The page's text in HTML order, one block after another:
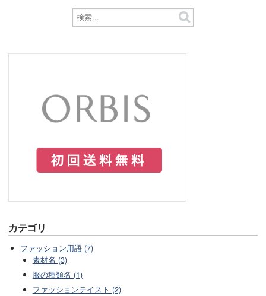
カテゴリ
ファッション用語 (7)
素材名 (3)
服の種類名 (1)
ファッションテイスト (2)